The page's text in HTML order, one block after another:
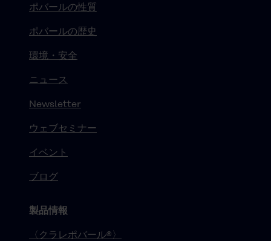
ポバールの性質
ポバールの歴史
環境・安全
ニュース
Newsletter
ウェブセミナー
イベント
ブログ
製品情報
〈クラレポバール®〉